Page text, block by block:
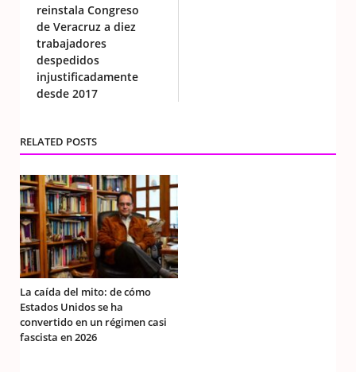
reinstala Congreso
de Veracruz a diez
trabajadores
despedidos
injustificadamente
desde 2017
RELATED POSTS
La caída del mito: de cómo
Estados Unidos se ha
convertido en un régimen casi
fascista en 2026